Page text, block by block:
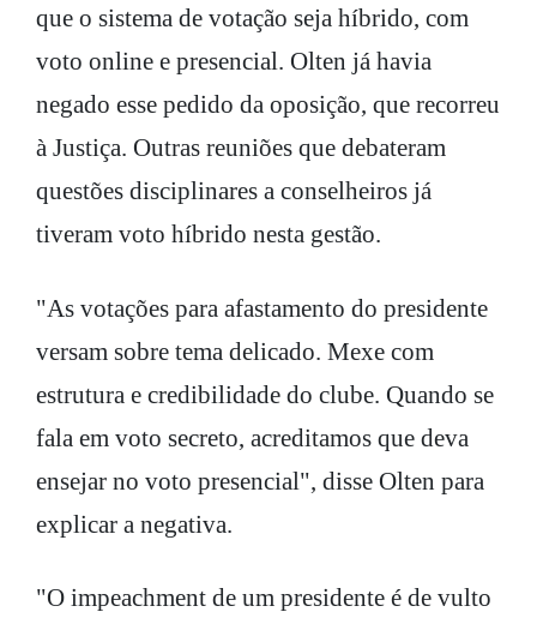
que o sistema de votação seja híbrido, com
voto online e presencial. Olten já havia
negado esse pedido da oposição, que recorreu
à Justiça. Outras reuniões que debateram
questões disciplinares a conselheiros já
tiveram voto híbrido nesta gestão.
"As votações para afastamento do presidente
versam sobre tema delicado. Mexe com
estrutura e credibilidade do clube. Quando se
fala em voto secreto, acreditamos que deva
ensejar no voto presencial", disse Olten para
explicar a negativa.
"O impeachment de um presidente é de vulto